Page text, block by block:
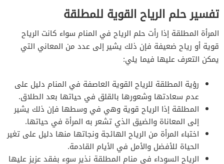
تفسير حلم الرياح القوية للمطلقة
المرأة المطلقة إذا رأت حلم الرياح في المنام سواء كانت الرياح
قوية أو رياح ضعيفة فإن ذلك يشير إلى عدد من المعاني التي
يمكن التعرف عليها فيما يلي:
رؤية المطلقة للرياح القوية العاصفة في المنام دليل على
عدم سعادتها وشعورها بالقلق في حياتها بعد الطلاق.
المطلقة إذا الرياح قوية وهي في وسطها فإن ذلك يشير
إلى المعاناة والضيق الذي تشعر به المرأة في حياتها.
اختباء المرأة من الرياح الهائجة ونجاتها منها دليل على تغير
الحياة للأفضل والأمل في الأيام القادمة.
الرياح السوداء في منام المطلقة نذير سوء بفقد عزيز عليها